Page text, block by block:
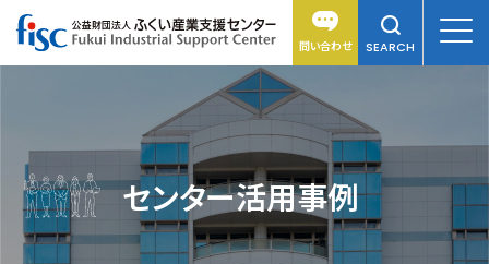
問い合わせ SEARCH
センター活用事例